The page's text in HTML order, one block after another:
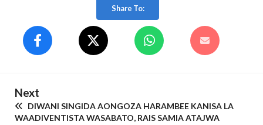
Share To:
Next
DIWANI SINGIDA AONGOZA HARAMBEE KANISA LA
WAADIVENTISTA WASABATO, RAIS SAMIA ATAJWA